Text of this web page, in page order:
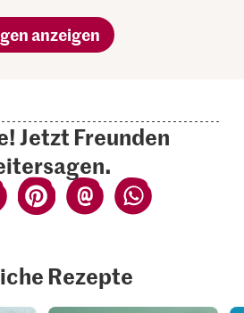
anzeigen
Jetzt Freunden
Rezepte